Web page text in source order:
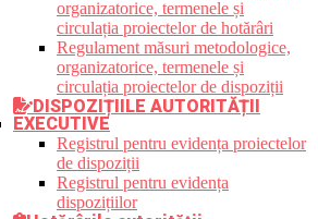
organizatorice, termenele și
circulația proiectelor de hotărâri
Regulament măsuri metodologice,
organizatorice, termenele și
circulația proiectelor de dispoziții
DISPOZIȚIILE AUTORITĂȚII
EXECUTIVE
Registrul pentru evidența proiectelor
de dispoziții
Registrul pentru evidența
dispozițiilor